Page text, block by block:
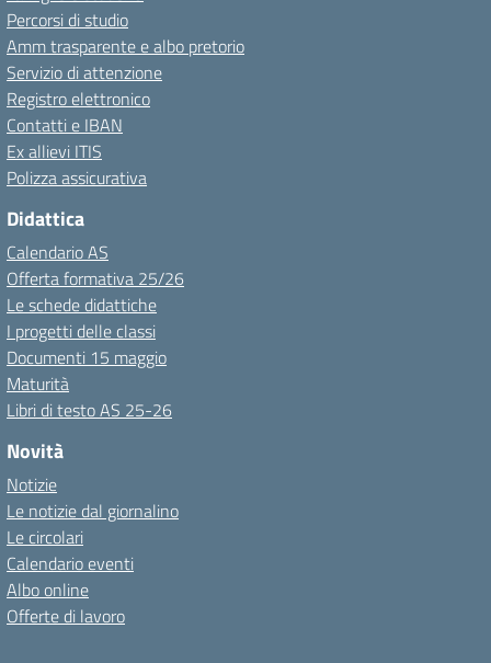
Percorsi di studio
Amm trasparente e albo pretorio
Servizio di attenzione
Registro elettronico
Contatti e IBAN
Ex allievi ITIS
Polizza assicurativa
Didattica
Calendario AS
Offerta formativa 25/26
Le schede didattiche
I progetti delle classi
Documenti 15 maggio
Maturità
Libri di testo AS 25-26
Novità
Notizie
Le notizie dal giornalino
Le circolari
Calendario eventi
Albo online
Offerte di lavoro